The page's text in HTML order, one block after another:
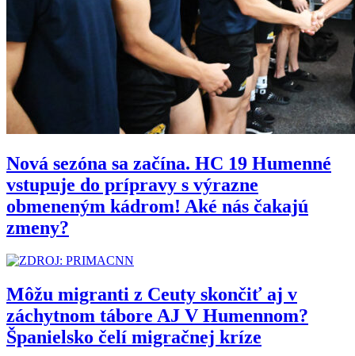
Nová sezóna sa začína. HC 19 Humenné
vstupuje do prípravy s výrazne
obmeneným kádrom! Aké nás čakajú
zmeny?
Môžu migranti z Ceuty skončiť aj v
záchytnom tábore AJ V Humennom?
Španielsko čelí migračnej kríze